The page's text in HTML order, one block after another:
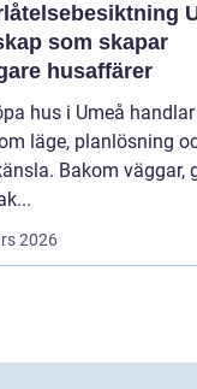
som skapar
husaffärer
hus i Umeå
läge, planlösning
Bakom väggar,
2026